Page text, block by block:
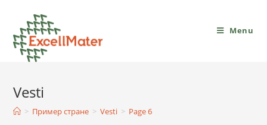
Menu
Vesti
> Пример стране > Vesti > Page 6